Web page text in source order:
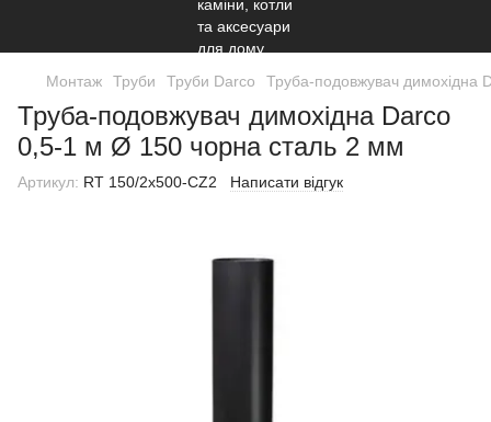
Монтаж Труби Труби Darco Труба-подовжувач
Труба-подовжувач димохідна Darco
0,5-1 м Ø 150 чорна сталь 2 мм
Артикул: RT 150/2x500-CZ2 Написати відгук